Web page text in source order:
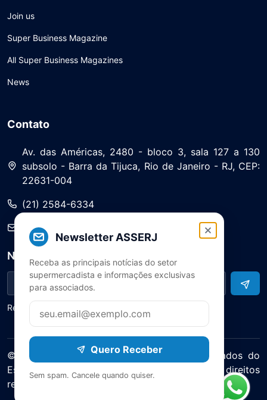
Newsletter ASSERJ
Receba as principais notícias do setor
supermercadista e informações exclusivas
para associados.
Quero Receber
Sem spam. Cancele quando quiser.
Join us
Super Business Magazine
All Super Business Magazines
News
Contato
Av. das Américas, 2480 - bloco 3, sala 127 a 130
subsolo - Barra da Tijuca, Rio de Janeiro - RJ, CEP:
22631-004
(21) 2584-6334
saa@asserj.com.br
Newsletter
Receba notícias e atualizações do setor
© 2025 ASERJ – Associação de Supermercados do
Estado do Rio de Janeiro. Todos os direitos
reservados.